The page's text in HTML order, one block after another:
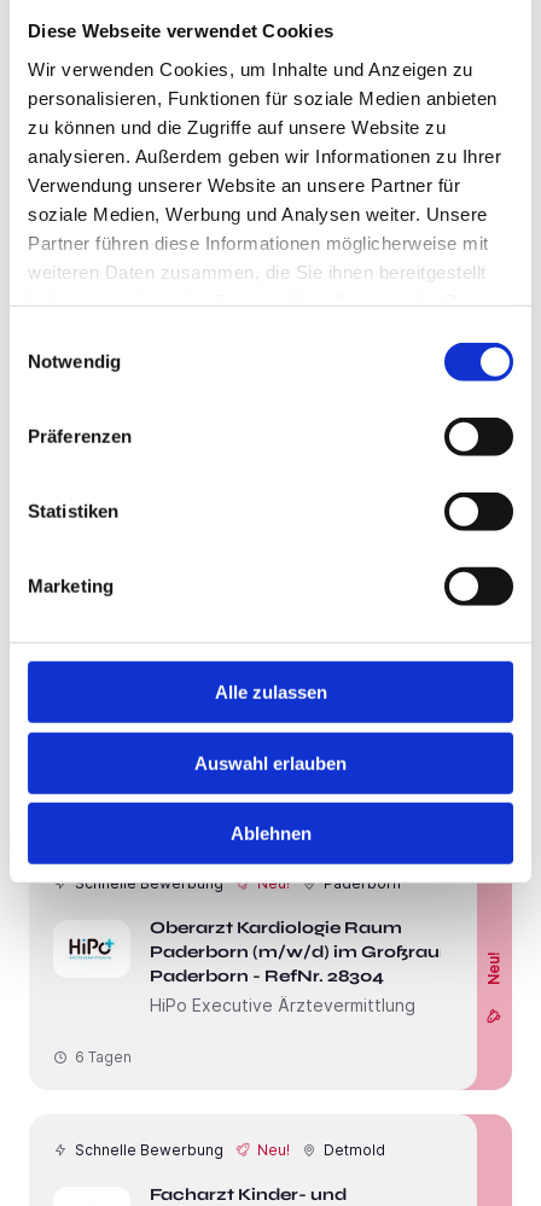
Diese Webseite verwendet Cookies
Wir verwenden Cookies, um Inhalte und Anzeigen zu
personalisieren, Funktionen für soziale Medien anbieten
zu können und die Zugriffe auf unsere Website zu
analysieren. Außerdem geben wir Informationen zu Ihrer
Verwendung unserer Website an unsere Partner für
soziale Medien, Werbung und Analysen weiter. Unsere
Partner führen diese Informationen möglicherweise mit
weiteren Daten zusammen, die Sie ihnen bereitgestellt
Notwendig
Präferenzen
Statistiken
Marketing
Alle zulassen
Auswahl erlauben
Ablehnen
Bad Driburg
Pflegefachkraft (m/w/d)
Seniorenresidenz Bad Driburg
MediCare Seniorenresidenzen
(m/w/d) - Dein neuer Arbeitsplatz
am Stadtrand von Bad Pyrmont!
bis 4550 / Monat
4 Wochen
Pflegefachkraft (m/w/d) - Dein
neuer Arbeitsplatz am Stadtrand
Agaplesion Bethanien Bad Pyrmont
bis 4550 / Monat
4 Wochen
Schnelle Bewerbung Neu! Paderborn
Oberarzt Kardiologie Raum
Paderborn (m/w/d) im Großraum
Paderborn - RefNr. 28304
HiPo Executive Ärztevermittlung
Neu!
6 Tagen
Schnelle Bewerbung Neu! Detmold
Facharzt Kinder- und